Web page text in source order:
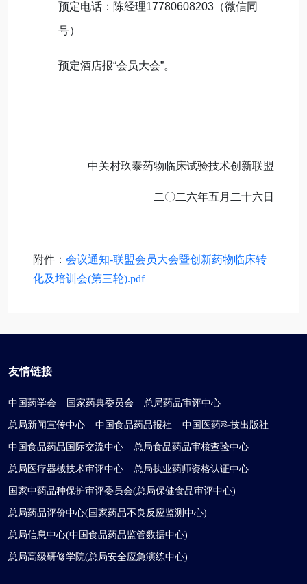
预定电话：陈经理17780608203（微信同
号）
预定酒店报“会员大会”。
中关村玖泰药物临床试验技术创新联盟
二〇二六年五月二十六日
附件： 会议通知-联盟会员大会暨创新药物临床转
化及培训会(第三轮).pdf
友情链接
中国药学会 国家药典委员会 总局药品审评中心
总局新闻宣传中心 中国食品药品报社 中国医药科技出版社
中国食品药品国际交流中心 总局食品药品审核查验中心
总局医疗器械技术审评中心 总局执业药师资格认证中心
国家中药品种保护审评委员会(总局保健食品审评中心)
总局药品评价中心(国家药品不良反应监测中心)
总局信息中心(中国食品药品监管数据中心)
总局高级研修学院(总局安全应急演练中心)